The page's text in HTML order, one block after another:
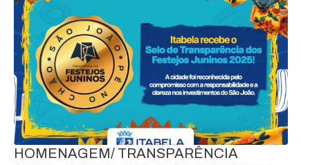
HOMENAGEM/ TRANSPARÊNCIA